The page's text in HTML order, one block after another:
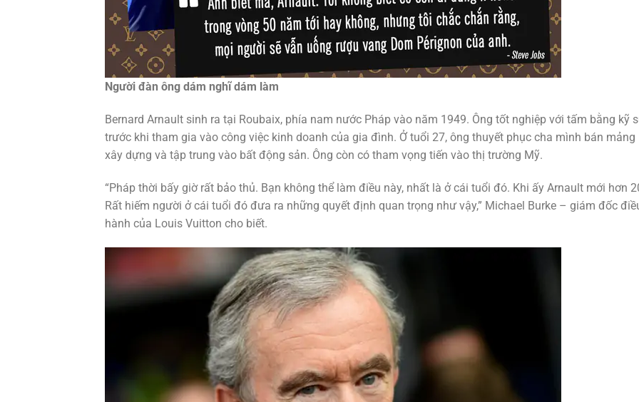
Người đàn ông dám nghĩ dám làm
Bernard Arnault sinh ra tại Roubaix, phía nam nước Pháp vào năm 1949. Ông tốt nghiệp với tấm bằng kỹ
trước khi tham gia vào công việc kinh doanh của gia đình. Ở tuổi 27, ông thuyết phục cha mình bán mảng
xây dựng và tập trung vào bất động sản. Ông còn có tham vọng tiến vào thị trường Mỹ.
“Pháp thời bấy giờ rất bảo thủ. Bạn không thể làm điều này, nhất là ở cái tuổi đó. Khi ấy Arnault mới hơn
Rất hiếm người ở cái tuổi đó đưa ra những quyết định quan trọng như vậy,” Michael Burke – giám đốc
hành của Louis Vuitton cho biết.